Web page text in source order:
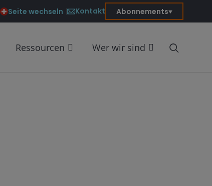
Seite wechseln Kontakt Abonnements
Ressourcen Wer wir sind